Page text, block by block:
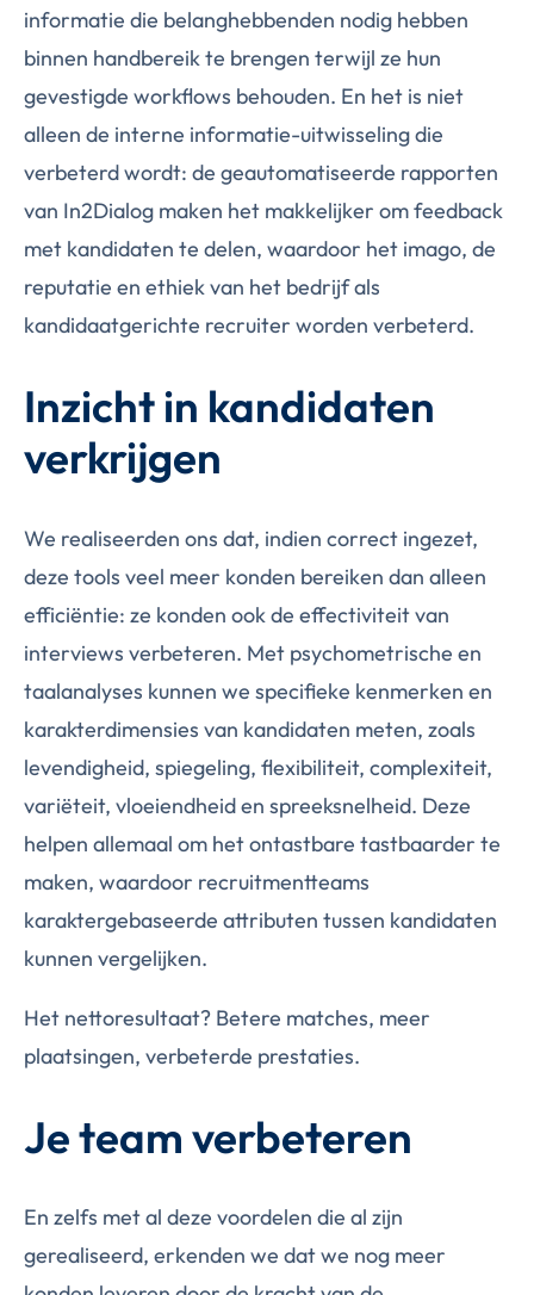
informatie die belanghebbenden nodig hebben
binnen handbereik te brengen terwijl ze hun
gevestigde workflows behouden. En het is niet
alleen de interne informatie-uitwisseling die
verbeterd wordt: de geautomatiseerde rapporten
van In2Dialog maken het makkelijker om feedback
met kandidaten te delen, waardoor het imago, de
reputatie en ethiek van het bedrijf als
kandidaatgerichte recruiter worden verbeterd.
Inzicht in kandidaten
verkrijgen
We realiseerden ons dat, indien correct ingezet,
deze tools veel meer konden bereiken dan alleen
efficiëntie: ze konden ook de effectiviteit van
interviews verbeteren. Met psychometrische en
taalanalyses kunnen we specifieke kenmerken en
karakterdimensies van kandidaten meten, zoals
levendigheid, spiegeling, flexibiliteit, complexiteit,
variëteit, vloeiendheid en spreeksnelheid. Deze
helpen allemaal om het ontastbare tastbaarder te
maken, waardoor recruitmentteams
karaktergebaseerde attributen tussen kandidaten
kunnen vergelijken.
Het nettoresultaat? Betere matches, meer
plaatsingen, verbeterde prestaties.
Je team verbeteren
En zelfs met al deze voordelen die al zijn
gerealiseerd, erkenden we dat we nog meer